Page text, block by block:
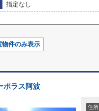
指定なし
物件のみ表示
ポラス阿波
住所